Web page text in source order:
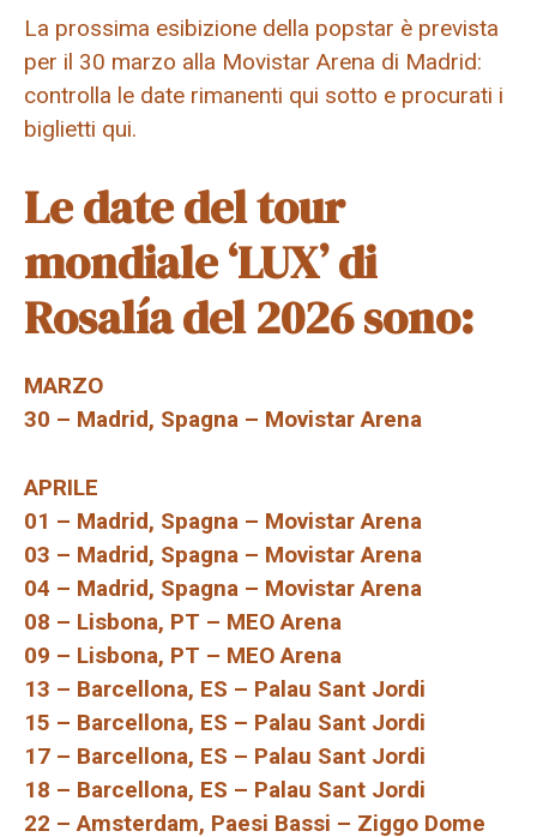
La prossima esibizione della popstar è prevista
per il 30 marzo alla Movistar Arena di Madrid:
controlla le date rimanenti qui sotto e procurati i
biglietti qui.
Le date del tour
mondiale ‘LUX’ di
Rosalía del 2026 sono:
MARZO
30 – Madrid, Spagna – Movistar Arena
APRILE
01 – Madrid, Spagna – Movistar Arena
03 – Madrid, Spagna – Movistar Arena
04 – Madrid, Spagna – Movistar Arena
08 – Lisbona, PT – MEO Arena
09 – Lisbona, PT – MEO Arena
13 – Barcellona, ​​ES – Palau Sant Jordi
15 – Barcellona, ​​ES – Palau Sant Jordi
17 – Barcellona, ​​ES – Palau Sant Jordi
18 – Barcellona, ​​ES – Palau Sant Jordi
22 – Amsterdam, Paesi Bassi – Ziggo Dome